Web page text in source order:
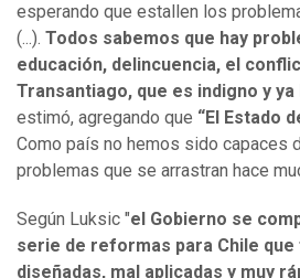
esperando que estallen los
(...). Todos sabemos que hay
educación, delincuencia, el
Transantiago, que es indigno y ya
estimó, agregando que “El Estado
Como país no hemos sido capaces
problemas que se arrastran hace
Según Luksic "el Gobierno se
serie de reformas para Chile que
diseñadas, mal aplicadas y muy